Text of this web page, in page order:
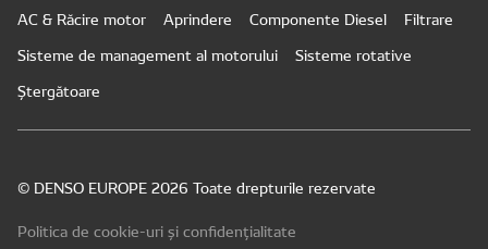
AC & Răcire motor Aprindere Componente Diesel
Filtrare
Sisteme de management al motorului
Sisteme rotative
Ștergătoare
© DENSO EUROPE 2026 Toate drepturile rezervate
Politica de cookie-uri și confidențialitate